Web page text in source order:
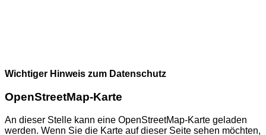
Wichtiger Hinweis zum Datenschutz
OpenStreetMap-Karte
An dieser Stelle kann eine OpenStreetMap-Karte geladen
werden. Wenn Sie die Karte auf dieser Seite sehen möchten,